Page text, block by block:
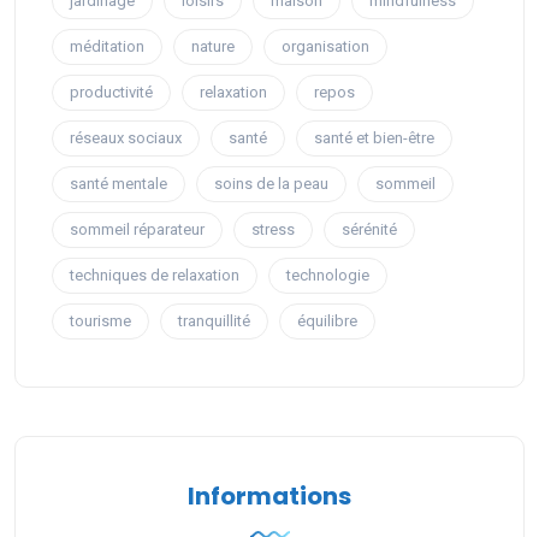
méditation nature organisation
productivité relaxation repos
réseaux sociaux santé santé et bien-être
santé mentale soins de la peau sommeil
sommeil réparateur stress sérénité
techniques de relaxation technologie
tourisme tranquillité équilibre
Informations